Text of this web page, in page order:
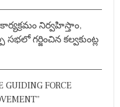
నిర్వహిస్తాం,
గర్జించిన కల్వకుంట్ల
GUIDING FORCE